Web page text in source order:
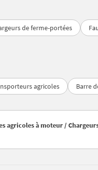
de ferme-portées
agricoles Barre
agricoles à moteur /